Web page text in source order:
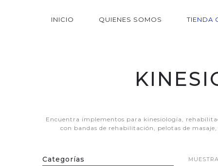
INICIO QUIENES SOMOS TIENDA
Encuentra implementos para kinesiología,
con bandas de rehabilitación, pelotas de
Categorías